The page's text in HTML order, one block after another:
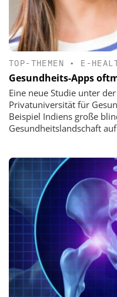
TOP-THEMEN • E-
Gesundheits-Apps
Eine neue Studie unter
Privatuniversität für
Beispiel Indiens große
Gesundheitslandschaft